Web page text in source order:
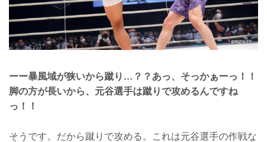
ーー暴風域が狭いから蹴り…？？あっ、そっかぁーっ！！
脚の方が長いから、元谷選手は蹴りで攻めるんですね
っ！！
そうです。だから蹴りで攻める。これは元谷選手の作戦な